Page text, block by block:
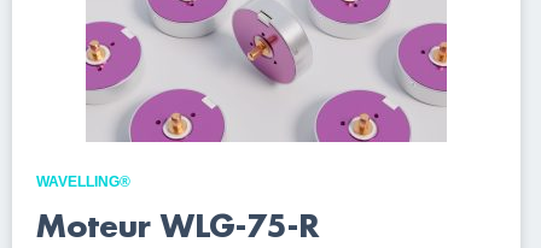
WAVELLING®
Moteur WLG-75-R